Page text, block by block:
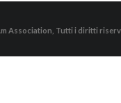
Association, Tutti i diritti